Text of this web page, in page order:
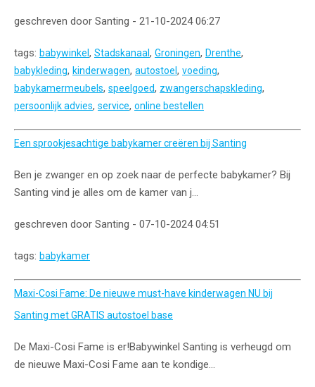
geschreven door Santing - 21-10-2024 06:27
tags: babywinkel , Stadskanaal , Groningen, Drenthe,
babykleding, kinderwagen, autostoel , voeding,
babykamermeubels, speelgoed, zwangerschapskleding,
persoonlijk advies, service, online bestellen
Een sprookjesachtige babykamer creëren bij Santing
Ben je zwanger en op zoek naar de perfecte babykamer? Bij
Santing vind je alles om de kamer van j...
geschreven door Santing - 07-10-2024 04:51
tags: babykamer
Maxi-Cosi Fame: De nieuwe must-have kinderwagen NU bij
Santing met GRATIS autostoel base
De Maxi-Cosi Fame is er!Babywinkel Santing is verheugd om
de nieuwe Maxi-Cosi Fame aan te kondige...